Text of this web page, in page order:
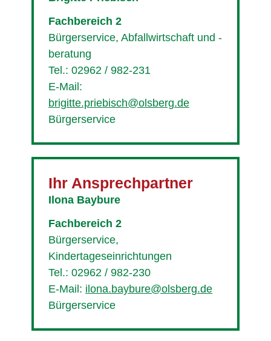
Fachbereich 2
Bürgerservice, Abfallwirtschaft und -
beratung
Tel.: 02962 / 982-231
E-Mail:
brigitte.priebisch@olsberg.de
Bürgerservice
Ihr Ansprechpartner
Ilona Baybure
Fachbereich 2
Bürgerservice,
Kindertageseinrichtungen
Tel.: 02962 / 982-230
E-Mail: ilona.baybure@olsberg.de
Bürgerservice